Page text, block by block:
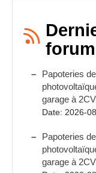
forum
Papoteries
garage à 2CV
Date: 2026-
Papoteries
garage à 2CV